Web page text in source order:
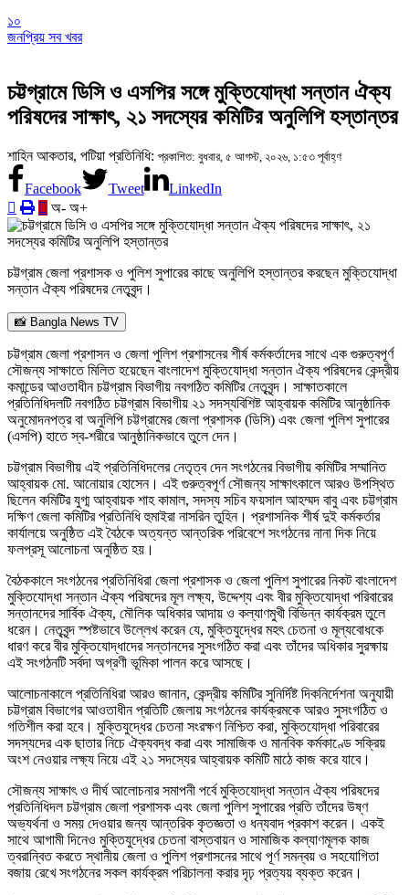
১০
জনপ্রিয় সব খবর
চট্টগ্রামে ডিসি ও এসপির সঙ্গে মুক্তিযোদ্ধা সন্তান ঐক্য
পরিষদের সাক্ষাৎ, ২১ সদস্যের কমিটির অনুলিপি হস্তান্তর
শাহিন আকতার, পটিয়া প্রতিনিধি: প্রকাশিত: বুধবার, ৫ আগস্ট, ২০২৬, ১:৫৩ পূর্বাহ্ণ
Facebook Tweet
LinkedIn
অ- অ+
চট্টগ্রাম জেলা প্রশাসক ও পুলিশ সুপারের কাছে অনুলিপি হস্তান্তর করছেন মুক্তিযোদ্ধা
সন্তান ঐক্য পরিষদের নেতৃবৃন্দ।
📸 Bangla News TV
চট্টগ্রাম জেলা প্রশাসন ও জেলা পুলিশ প্রশাসনের শীর্ষ কর্মকর্তাদের সাথে এক গুরুত্বপূর্ণ
সৌজন্য সাক্ষাতে মিলিত হয়েছেন বাংলাদেশ মুক্তিযোদ্ধা সন্তান ঐক্য পরিষদের কেন্দ্রীয়
কমান্ডের আওতাধীন চট্টগ্রাম বিভাগীয় নবগঠিত কমিটির নেতৃবৃন্দ। সাক্ষাতকালে
প্রতিনিধিদলটি নবগঠিত চট্টগ্রাম বিভাগীয় ২১ সদস্যবিশিষ্ট আহ্বায়ক কমিটির আনুষ্ঠানিক
অনুমোদনপত্র বা অনুলিপি চট্টগ্রামের জেলা প্রশাসক (ডিসি) এবং জেলা পুলিশ সুপারের
(এসপি) হাতে স্ব-শরীরে আনুষ্ঠানিকভাবে তুলে দেন।
চট্টগ্রাম বিভাগীয় এই প্রতিনিধিদলের নেতৃত্ব দেন সংগঠনের বিভাগীয় কমিটির সম্মানিত
আহ্বায়ক মো. আনোয়ার হোসেন। এই গুরুত্বপূর্ণ সৌজন্য সাক্ষাৎকালে আরও উপস্থিত
ছিলেন কমিটির যুগ্ম আহ্বায়ক শাহ কামাল, সদস্য সচিব ফয়সাল আহম্মদ বাবু এবং চট্টগ্রাম
দক্ষিণ জেলা কমিটির প্রতিনিধি হুমাইরা নাসরিন তুহিন। প্রশাসনিক শীর্ষ দুই কর্মকর্তার
কার্যালয়ে অনুষ্ঠিত এই বৈঠকে অত্যন্ত আন্তরিক পরিবেশে সংগঠনের নানা দিক নিয়ে
ফলপ্রসূ আলোচনা অনুষ্ঠিত হয়।
বৈঠককালে সংগঠনের প্রতিনিধিরা জেলা প্রশাসক ও জেলা পুলিশ সুপারের নিকট বাংলাদেশ
মুক্তিযোদ্ধা সন্তান ঐক্য পরিষদের মূল লক্ষ্য, উদ্দেশ্য এবং বীর মুক্তিযোদ্ধা পরিবারের
সন্তানদের সার্বিক ঐক্য, মৌলিক অধিকার আদায় ও কল্যাণমুখী বিভিন্ন কার্যক্রম তুলে
ধরেন। নেতৃবৃন্দ স্পষ্টভাবে উল্লেখ করেন যে, মুক্তিযুদ্ধের মহৎ চেতনা ও মূল্যবোধকে
ধারণ করে বীর মুক্তিযোদ্ধাদের সন্তানদের সুসংগঠিত করা এবং তাঁদের অধিকার সুরক্ষায়
এই সংগঠনটি সর্বদা অগ্রণী ভূমিকা পালন করে আসছে।
আলোচনাকালে প্রতিনিধিরা আরও জানান, কেন্দ্রীয় কমিটির সুনির্দিষ্ট দিকনির্দেশনা অনুযায়ী
চট্টগ্রাম বিভাগের আওতাধীন প্রতিটি জেলায় সংগঠনের কার্যক্রমকে আরও সুসংগঠিত ও
গতিশীল করা হবে। মুক্তিযুদ্ধের চেতনা সংরক্ষণ নিশ্চিত করা, মুক্তিযোদ্ধা পরিবারের
সদস্যদের এক ছাতার নিচে ঐক্যবদ্ধ করা এবং সামাজিক ও মানবিক কর্মকাণ্ডে সক্রিয়
অংশ নেওয়ার লক্ষ্য নিয়ে এই ২১ সদস্যের আহ্বায়ক কমিটি মাঠে কাজ করে যাবে।
সৌজন্য সাক্ষাৎ ও দীর্ঘ আলোচনার সমাপনী পর্বে মুক্তিযোদ্ধা সন্তান ঐক্য পরিষদের
প্রতিনিধিদল চট্টগ্রাম জেলা প্রশাসক এবং জেলা পুলিশ সুপারের প্রতি তাঁদের উষ্ণ
অভ্যর্থনা ও সময় দেওয়ার জন্য আন্তরিক কৃতজ্ঞতা ও ধন্যবাদ প্রকাশ করেন। একই
সাথে আগামী দিনেও মুক্তিযুদ্ধের চেতনা বাস্তবায়ন ও সামাজিক কল্যাণমূলক কাজ
ত্বরান্বিত করতে স্থানীয় জেলা ও পুলিশ প্রশাসনের সাথে পূর্ণ সমন্বয় ও সহযোগিতা
বজায় রেখে সংগঠনের সকল কার্যক্রম পরিচালনা করার দৃঢ় প্রত্যয় ব্যক্ত করেন।